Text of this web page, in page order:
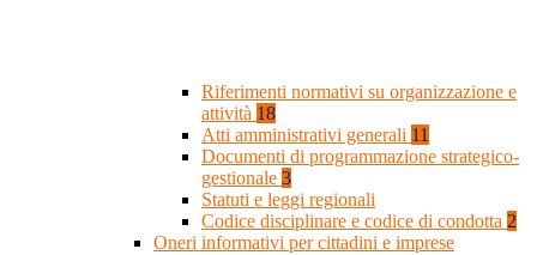
Riferimenti normativi su organizzazione e
attività 18
Atti amministrativi generali 11
Documenti di programmazione strategico-
gestionale 3
Statuti e leggi regionali
Codice disciplinare e codice di condotta 2
Oneri informativi per cittadini e imprese